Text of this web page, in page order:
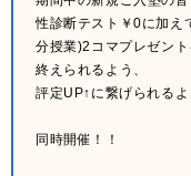
性診断テスト￥0に加え
分授業)2コマプレゼン
終えられるよう、
評定UP↑に繋げられる
同時開催！！